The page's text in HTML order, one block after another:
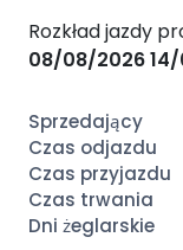
Rozkład jazdy
08/08/2026